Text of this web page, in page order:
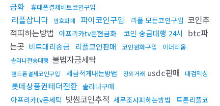
금화
휴대폰결제비트코인구입
리플삽니다 암호화폐 파이코인구입 리플 모든코인구입 코인추
적피하는방법
아프리카tv돈현금화 코인 송금대행 24시
btc파
는곳 비트대리송금 리플코인판매 코인원화구입 이더리움
솔라나전송대행 불법자금세탁
핸드폰결제코인구입 세금적게내는방법 장외거래 usdc판매 대검믹싱
롯데상품권테더전환 솔라나구매
아프리카tv돈세탁 빗썸코인추적 세무조사피하는방법
트론리플코